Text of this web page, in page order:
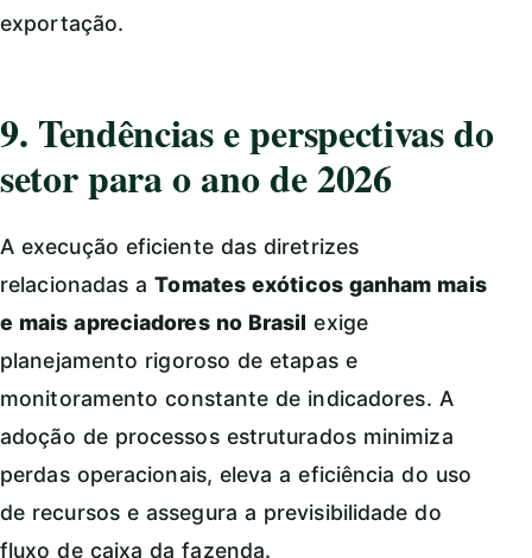
exportação.
9. Tendências e perspectivas do
setor para o ano de 2026
A execução eficiente das diretrizes
relacionadas aTomates exóticos ganham mais
e mais apreciadores no Brasil exige
planejamento rigoroso de etapas e
monitoramento constante de indicadores. A
adoção de processos estruturados minimiza
perdas operacionais, eleva a eficiência do uso
de recursos e assegura a previsibilidade do
fluxo de caixa da fazenda.